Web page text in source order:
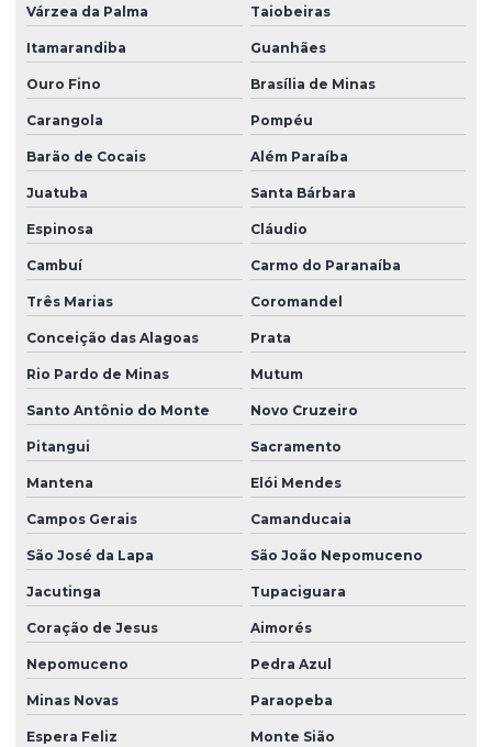
Várzea da Palma Taiobeiras
Itamarandiba Guanhães
Ouro Fino Brasília de Minas
Carangola Pompéu
Barão de Cocais Além Paraíba
Juatuba Santa Bárbara
Espinosa Cláudio
Cambuí Carmo do Paranaíba
Três Marias Coromandel
Conceição das Alagoas Prata
Rio Pardo de Minas Mutum
Santo Antônio do Monte Novo Cruzeiro
Pitangui Sacramento
Mantena Elói Mendes
Campos Gerais Camanducaia
São José da Lapa São João Nepomuceno
Jacutinga Tupaciguara
Coração de Jesus Aimorés
Nepomuceno Pedra Azul
Minas Novas Paraopeba
Espera Feliz Monte Sião